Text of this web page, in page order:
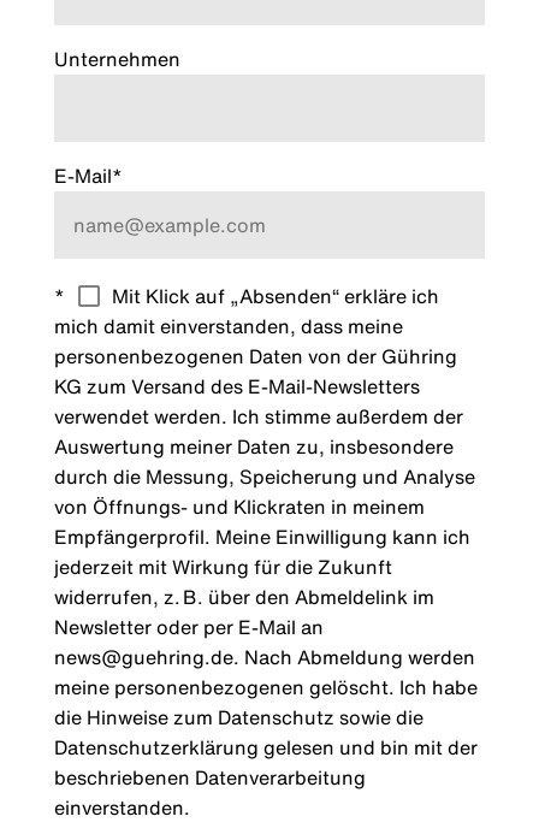
Unternehmen
E-Mail*
*
Mit Klick auf „Absenden“ erkläre ich
mich damit einverstanden, dass meine
personenbezogenen Daten von der Gühring
KG zum Versand des E-Mail-Newsletters
verwendet werden. Ich stimme außerdem der
Auswertung meiner Daten zu, insbesondere
durch die Messung, Speicherung und Analyse
von Öffnungs- und Klickraten in meinem
Empfängerprofil. Meine Einwilligung kann ich
jederzeit mit Wirkung für die Zukunft
widerrufen, z. B. über den Abmeldelink im
Newsletter oder per E-Mail an
news@guehring.de. Nach Abmeldung werden
meine personenbezogenen gelöscht. Ich habe
die Hinweise zum Datenschutz sowie die
Datenschutzerklärung gelesen und bin mit der
beschriebenen Datenverarbeitung
einverstanden.